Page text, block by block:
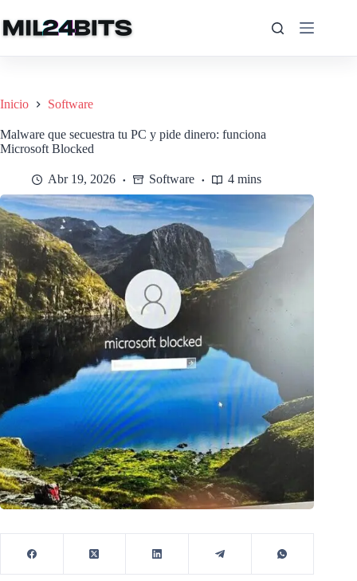
al
contenido
Inicio Software
Malware que secuestra tu PC y pide dinero: funciona
Microsoft Blocked
Abr 19, 2026 Software 4 mins